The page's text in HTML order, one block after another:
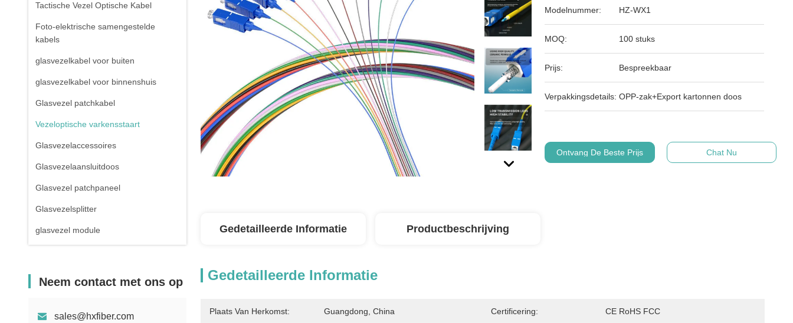
Tactische Vezel Optische Kabel
Foto-elektrische samengestelde
kabels
glasvezelkabel voor buiten
glasvezelkabel voor binnenshuis
Glasvezel patchkabel
Vezeloptische varkensstaart
Glasvezelaccessoires
Glasvezelaansluitdoos
Glasvezel patchpaneel
Glasvezelsplitter
glasvezel module
Neem contact met ons op
sales@hxfiber.com
Modelnummer: HZ-WX1
MOQ: 100 stuks
Prijs: Bespreekbaar
Verpakkingsdetails: OPP-zak+Export kartonnen doos
Ontvang De Beste Prijs Chat Nu
Gedetailleerde Informatie Productbeschrijving
Gedetailleerde Informatie
Plaats Van Herkomst: Guangdong, China Certificering: CE RoHS FCC